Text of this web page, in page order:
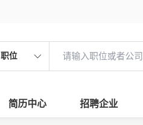
职位
简历中心 招聘企业